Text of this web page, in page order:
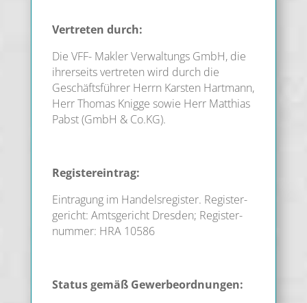
Ver­tre­ten durch:
Die VFF- Mak­ler Ver­wal­tungs GmbH, die
ihrer­seits ver­tre­ten wird durch die
Geschäfts­füh­rer Herrn Kars­ten Hart­mann,
Herr Tho­mas Knig­ge sowie Herr Mat­thi­as
Pabst (GmbH & Co.KG).
Regis­ter­ein­trag:
Ein­tra­gung im Han­dels­re­gis­ter. Regis­ter­
ge­richt: Amts­ge­richt Dres­den; Regis­ter­
num­mer: HRA 10586
Sta­tus gemäß Gewerbeordnungen: